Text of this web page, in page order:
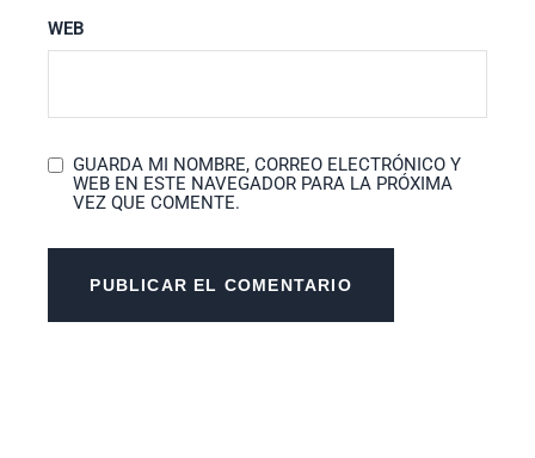
WEB
GUARDA MI NOMBRE, CORREO ELECTRÓNICO Y
WEB EN ESTE NAVEGADOR PARA LA PRÓXIMA
VEZ QUE COMENTE.
PUBLICAR EL COMENTARIO